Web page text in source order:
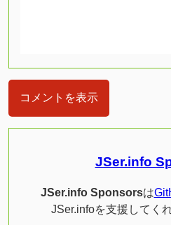
コメントを表示
JSer.info
JSer.info Sponsorsは
JSer.infoを支援してく